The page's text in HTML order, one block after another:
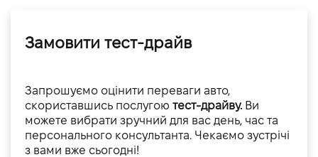
Замовити тест-драйв
Запрошуємо оцінити переваги авто,
скориставшись послугою тест-драйву. Ви
можете вибрати зручний для вас день, час та
персонального консультанта. Чекаємо зустрічі
з вами вже сьогодні!